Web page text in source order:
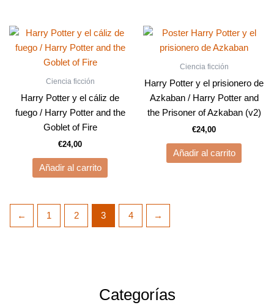
Categorías
Ciencia ficción
Harry Potter y el cáliz de
fuego / Harry Potter and the
Goblet of Fire
€24,00
Añadir al carrito
Ciencia ficción
Harry Potter y el prisionero de
Azkaban / Harry Potter and
the Prisoner of Azkaban (v2)
€24,00
Añadir al carrito
← 1 2 3 4 →